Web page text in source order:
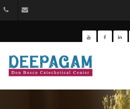
044-26428162